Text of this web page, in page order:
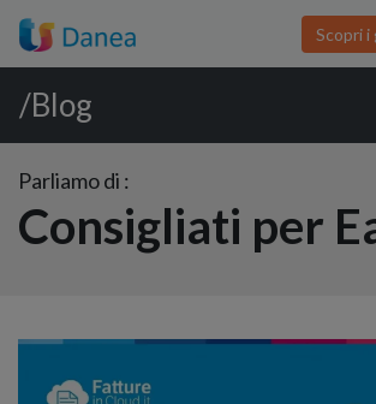
Scopri i
/Blog
Parliamo di :
Consigliati per